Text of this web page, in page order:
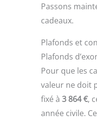
Passons
cadeaux.
Plafonds et
Plafonds
Pour que les
valeur ne doit
fixé à 3 864 €,
année civile.